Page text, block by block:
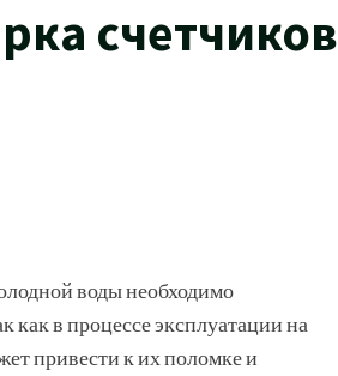
счетчиков
воды необходимо
как в процессе эксплуатации на
привести к их поломке и